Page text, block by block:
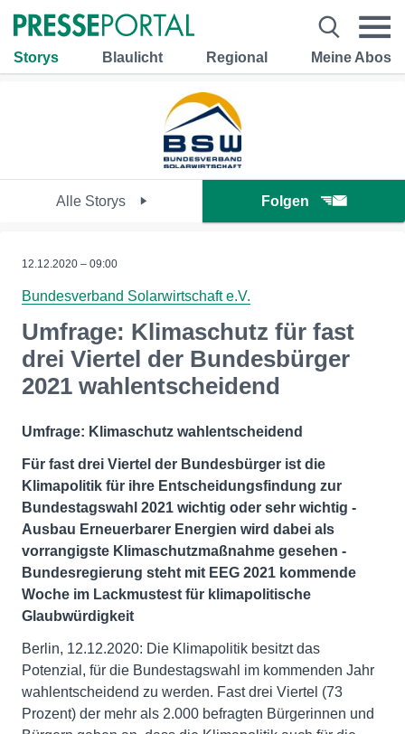
Storys Blaulicht Regional Meine Abos
Alle Storys Folgen
12.12.2020 – 09:00
Bundesverband Solarwirtschaft e.V.
Umfrage: Klimaschutz für fast
drei Viertel der Bundesbürger
2021 wahlentscheidend
Umfrage: Klimaschutz wahlentscheidend
Für fast drei Viertel der Bundesbürger ist die
Klimapolitik für ihre Entscheidungsfindung zur
Bundestagswahl 2021 wichtig oder sehr wichtig -
Ausbau Erneuerbarer Energien wird dabei als
vorrangigste Klimaschutzmaßnahme gesehen -
Bundesregierung steht mit EEG 2021 kommende
Woche im Lackmustest für klimapolitische
Glaubwürdigkeit
Berlin, 12.12.2020: Die Klimapolitik besitzt das
Potenzial, für die Bundestagswahl im kommenden Jahr
wahlentscheidend zu werden. Fast drei Viertel (73
Prozent) der mehr als 2.000 befragten Bürgerinnen und